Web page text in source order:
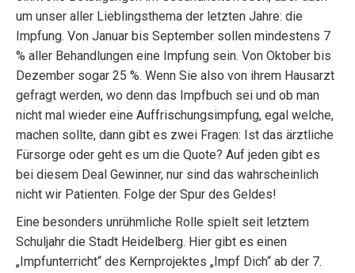
um unser aller Lieblingsthema der letzten Jahre: die
Impfung. Von Januar bis September sollen mindestens 7
% aller Behandlungen eine Impfung sein. Von Oktober bis
Dezember sogar 25 %. Wenn Sie also von ihrem Hausarzt
gefragt werden, wo denn das Impfbuch sei und ob man
nicht mal wieder eine Auffrischungsimpfung, egal welche,
machen sollte, dann gibt es zwei Fragen: Ist das ärztliche
Fürsorge oder geht es um die Quote? Auf jeden gibt es
bei diesem Deal Gewinner, nur sind das wahrscheinlich
nicht wir Patienten. Folge der Spur des Geldes!
Eine besonders unrühmliche Rolle spielt seit letztem
Schuljahr die Stadt Heidelberg. Hier gibt es einen
„Impfunterricht“ des Kernprojektes „Impf Dich“ ab der 7.